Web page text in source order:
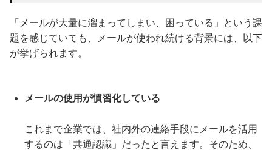
「メールが大量に溜まってしまい、困っている」という課
題を感じていても、メールが使われ続ける背景には、以下
が挙げられます。
メールの使用が慣習化している
これまで企業では、社内外の連絡手段にメールを活用
するのは「共通認識」だったと言えます。そのため、